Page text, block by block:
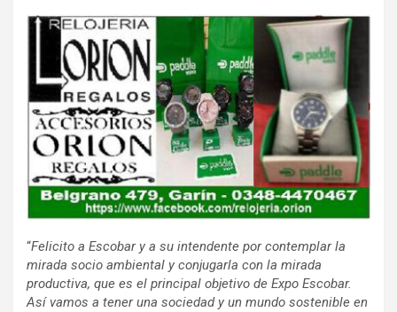
“Felicito a Escobar y a su intendente por contemplar la
mirada socio ambiental y conjugarla con la mirada
productiva, que es el principal objetivo de Expo Escobar.
Así vamos a tener una sociedad y un mundo sostenible en